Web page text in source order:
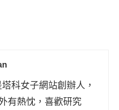
科女子網站創辦人，
有熱忱，喜歡研究